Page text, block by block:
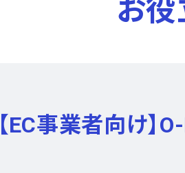
お
【EC事業者向け】